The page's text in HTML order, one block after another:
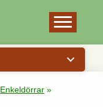
Enkeldörrar »